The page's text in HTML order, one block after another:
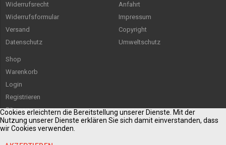
Widerrufsrecht
Widerrufsformular
Versand
Datenschutz
Anfahrt
Impressum
Copyright
Umweltschutz
Shop
Warenkorb
Login
Registrieren
Sitemap
Cookies erleichtern die Bereitstellung unserer Dienste. Mit der
Nutzung unserer Dienste erklären Sie sich damit einverstanden, dass
wir Cookies verwenden.